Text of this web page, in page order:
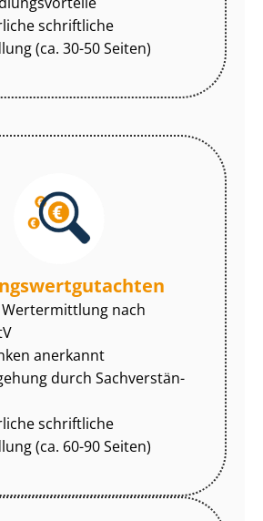
schriftliche
(ca. 30-50 Seiten)
Wertermittlung nach
anerkannt
durch Sach­ver­stän­
schriftliche
(ca. 60-90 Seiten)